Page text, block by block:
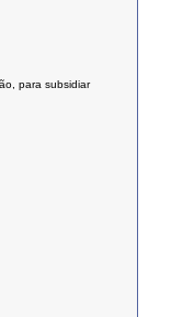
para subsidiar